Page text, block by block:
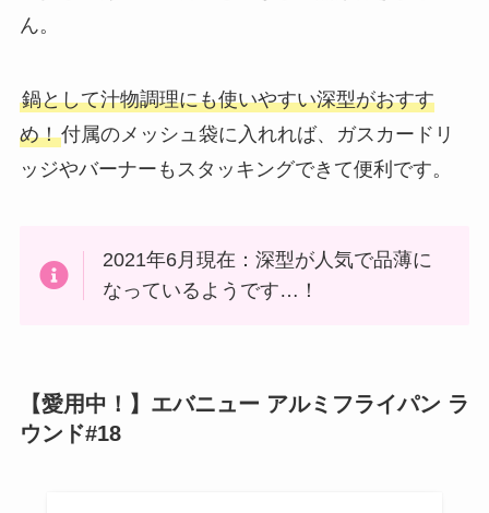
ん。
鍋として汁物調理にも使いやすい深型がおすす
め！付属のメッシュ袋に入れれば、ガスカードリ
ッジやバーナーもスタッキングできて便利です。
2021年6月現在：深型が人気で品薄に
なっているようです…！
【愛用中！】エバニュー アルミフライパン ラ
ウンド#18